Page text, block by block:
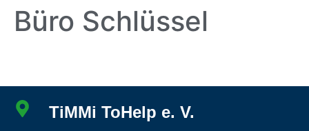
Büro Schlüssel
TiMMi ToHelp e. V.